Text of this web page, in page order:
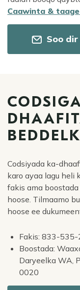
Caawinta &
Soo
Codsiyada ka-
karo ayaa lagu heli
fakis ama
hoose. Tilmaamo
hoose ee
Fakis: 833-535-
Boostada:
Daryeelka WA,
0020